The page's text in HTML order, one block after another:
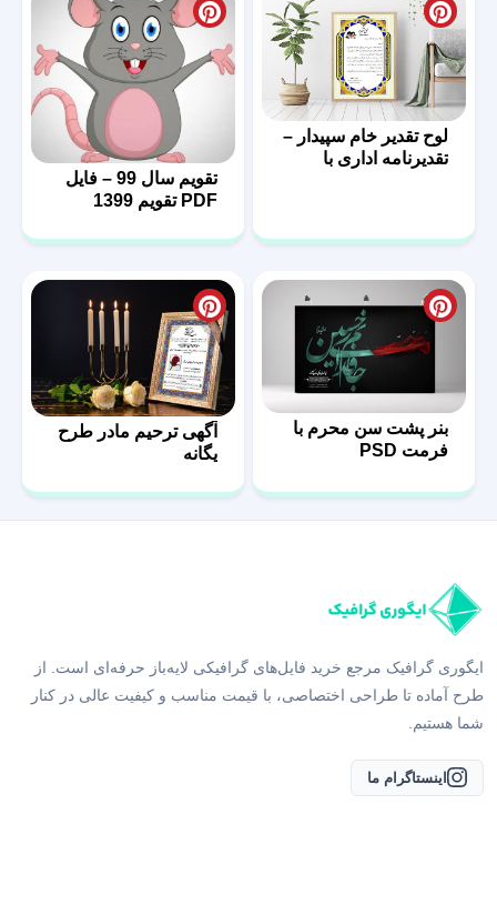
لوح تقدیر خام سپیدار –
تقدیرنامه اداری با
تقویم سال 99 – فایل
PDF تقویم 1399
بنر پشت سن محرم با
فرمت PSD
آگهی ترحیم مادر طرح
یگانه
ایگوری گرافیک مرجع خرید فایل‌های گرافیکی لایه‌باز حرفه‌ای است. از
طرح آماده تا طراحی اختصاصی، با قیمت مناسب و کیفیت عالی در کنار
شما هستیم.
اینستاگرام ما